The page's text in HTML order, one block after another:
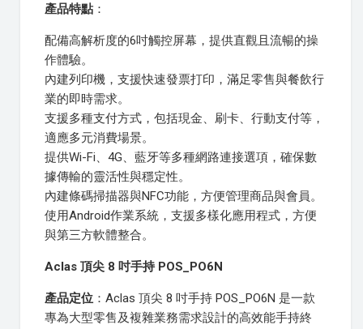
產品特點 ：
配備高解析度的6吋觸控屏幕，提供直觀且流暢的操
作體驗。
內建列印機，支援快速發票打印，滿足零售與餐飲行
業的即時需求。
支援多種支付方式，包括現金、刷卡、行動支付等，
適應多元消費場景。
提供Wi-Fi、4G、藍牙等多種網路連接選項，確保數
據傳輸的靈活性與穩定性。
內建條碼掃描器與NFC功能，方便管理商品與會員。
使用Android作業系統，支援多樣化應用程式，方便
與第三方軟體整合。
Aclas 頂尖 8 吋手持 POS_PO6N
產品定位 ：Aclas 頂尖 8 吋手持 POS_PO6N 是一款
專為大型零售及複雜業務需求設計的高效能手持終